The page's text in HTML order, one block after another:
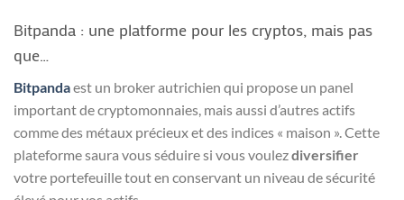
Bitpanda : une platforme pour les cryptos, mais pas
que…
Bitpandaest un broker autrichien qui propose un panel
important de cryptomonnaies, mais aussi d’autres actifs
comme des métaux précieux et des indices « maison ». Cette
plateforme saura vous séduire si vous voulezdiversifier
votre portefeuille tout en conservant un niveau de sécurité